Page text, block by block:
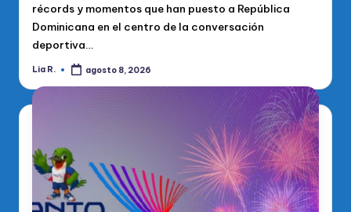
récords y momentos que han puesto a República
Dominicana en el centro de la conversación
deportiva…
Publicado
Lia R. agosto 8, 2026